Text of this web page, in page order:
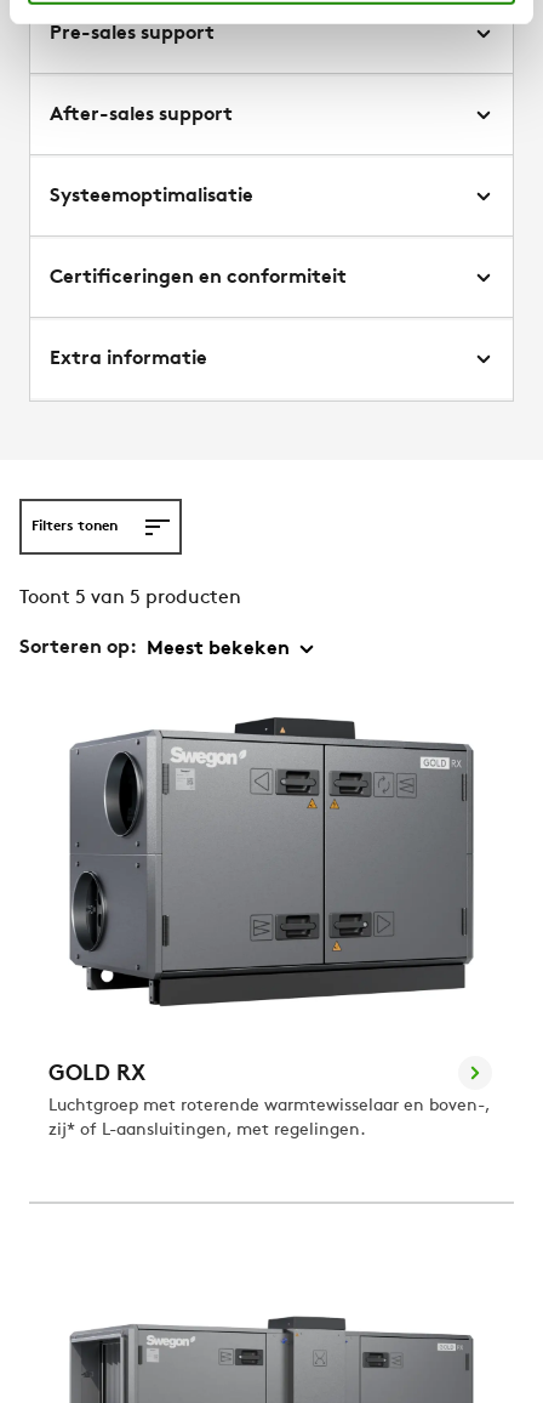
Pre-sales support
After-sales support
Systeemoptimalisatie
Certificeringen en conformiteit
Extra informatie
Filters tonen
Toont 5 van 5 producten
Sorteren op:
GOLD RX
Luchtgroep met roterende warmtewisselaar en boven-,
zij* of L-aansluitingen, met regelingen.